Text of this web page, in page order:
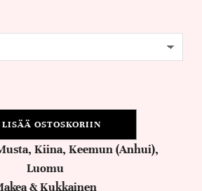
LISÄÄ OSTOSKORIIN
Kiina, Keemun (Anhui),
Luomu
& Kukkainen